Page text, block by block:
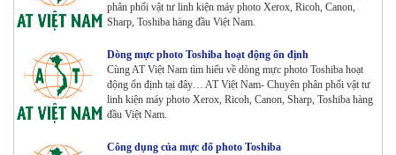
Máy Photocopy màu Toshiba E-Studio 5015AC Renew
Tham Khảo
Máy Photocopy KONICA MINOLTA Bizhub 367 Renew
Tham Khảo
phân phối vật tư linh kiện máy photo Xerox, Ricoh, Canon,
Sharp, Toshiba hàng đầu Việt Nam.
Dòng mực photo Toshiba hoạt động ổn định
Cùng AT Việt Nam tìm hiểu về dòng mực photo Toshiba hoạt
động ổn định tại đây… AT Việt Nam- Chuyên phân phối vật tư
linh kiện máy photo Xerox, Ricoh, Canon, Sharp, Toshiba hàng
đầu Việt Nam.
Công dụng của mực đổ photo Toshiba